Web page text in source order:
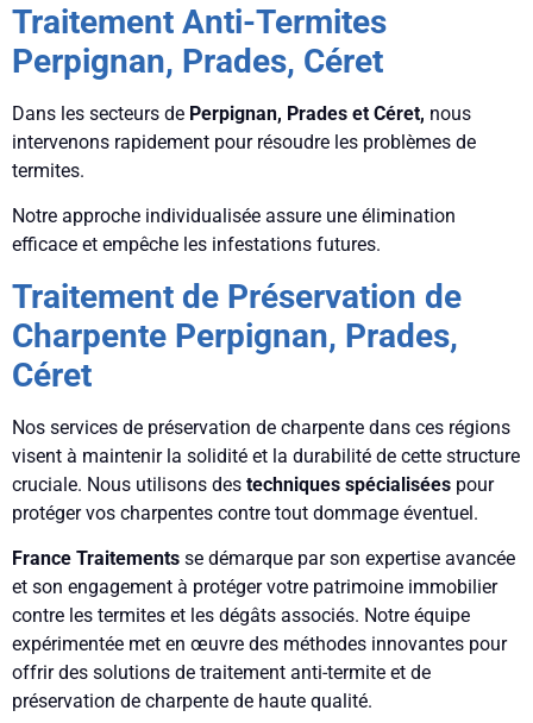
Traitement Anti-Termites
Perpignan, Prades, Céret
Dans les secteurs de Perpignan, Prades et Céret, nous
intervenons rapidement pour résoudre les problèmes de
termites.
Notre approche individualisée assure une élimination
efficace et empêche les infestations futures.
Traitement de Préservation de
Charpente Perpignan, Prades,
Céret
Nos services de préservation de charpente dans ces régions
visent à maintenir la solidité et la durabilité de cette structure
cruciale. Nous utilisons des techniques spécialisées pour
protéger vos charpentes contre tout dommage éventuel.
France Traitements se démarque par son expertise avancée
et son engagement à protéger votre patrimoine immobilier
contre les termites et les dégâts associés. Notre équipe
expérimentée met en œuvre des méthodes innovantes pour
offrir des solutions de traitement anti-termite et de
préservation de charpente de haute qualité.